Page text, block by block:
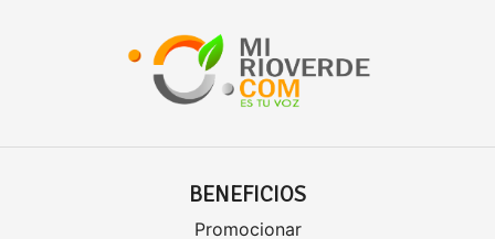
BENEFICIOS
Promocionar